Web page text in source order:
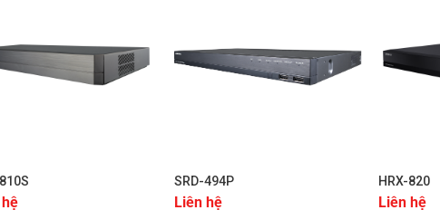
SRD-494P
Liên hệ
HRX-820
Liên hệ